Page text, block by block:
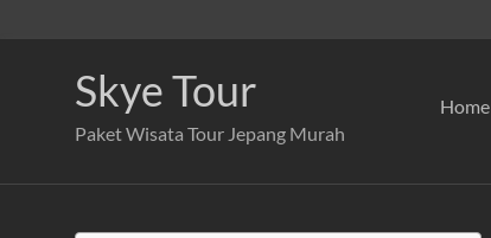
Skye Tour
Paket Wisata Tour Jepang Murah
Home